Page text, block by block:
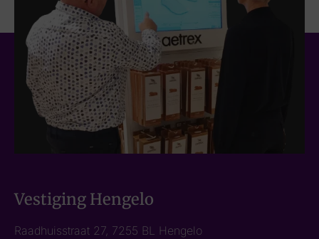
Vestiging Hengelo
Raadhuisstraat 27, 7255 BL Hengelo